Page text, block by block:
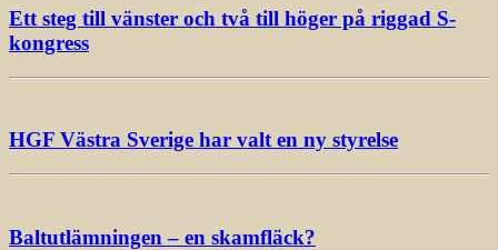
Ett steg till vänster och två till höger på riggad S-
kongress
HGF Västra Sverige har valt en ny styrelse
Baltutlämningen – en skamfläck?